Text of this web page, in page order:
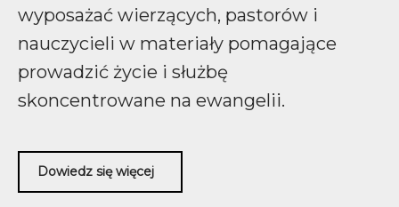
wyposażać wierzących, pastorów i
nauczycieli w materiały pomagające
prowadzić życie i służbę
skoncentrowane na ewangelii.
Dowiedz się więcej